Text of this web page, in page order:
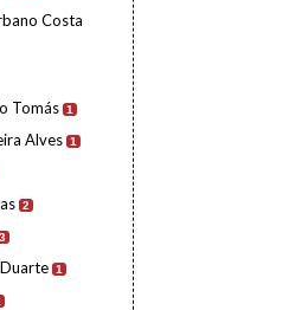
Costa
Tomás 1
Alves 1
2
3
1